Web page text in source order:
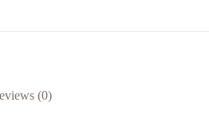
(0)